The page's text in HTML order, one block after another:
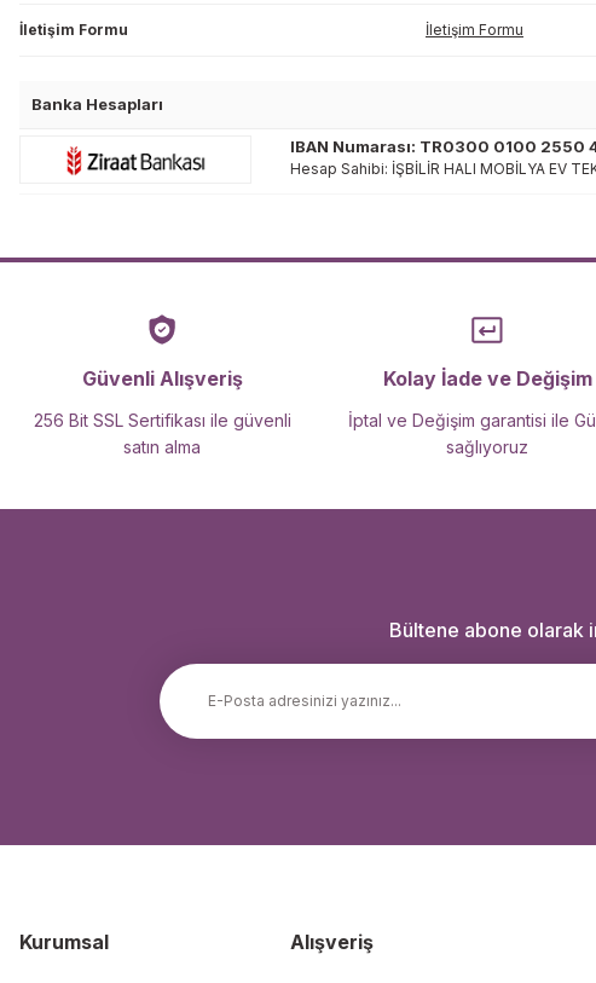
İletişim Formu İletişim Formu
Banka Hesapları
IBAN Numarası: TR0300 0100 2550
Hesap Sahibi: İŞBİLİR HALI MOBİLYA EV
Güvenli Alışveriş
256 Bit SSL Sertifikası ile güvenli
satın alma
Kolay İade ve Değişim
İptal ve Değişim garantisi ile
sağlıyoruz
Bültene abone olarak
Kurumsal Alışveriş